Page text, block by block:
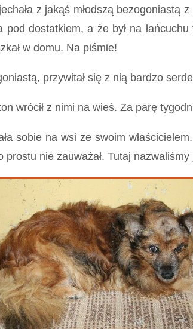
z jakąś młodszą bezogoniastą z
dostatkiem, a że był na
w domu. Na piśmie!
przywitał się z nią bardzo
wrócił z nimi na wieś. Za parę
na wsi ze swoim
nie zauważał. Tutaj